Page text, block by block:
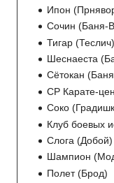
Ипон
Сочин (Баня-
Тигар (Теслич)
Шеснаеста
Сётокан
СР Карате-
Соко
Клуб боевых
Слога (Добой)
Шампион
Полет (Брод)